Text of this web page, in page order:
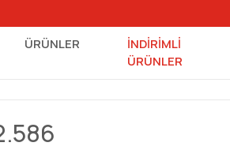
ÜRÜNLER
İNDİRİMLİ
ÜRÜNLER